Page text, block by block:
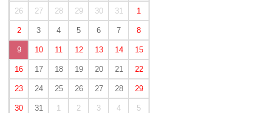
26 27 28 29 30 31 1
2 3 4 5 6 7 8
9 10 11 12 13 14 15
16 17 18 19 20 21 22
23 24 25 26 27 28 29
30 31 1 2 3 4 5